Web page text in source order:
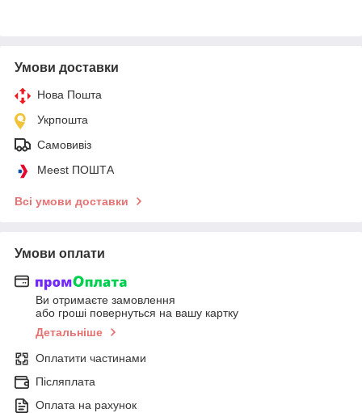
Умови доставки
Нова Пошта
Укрпошта
Самовивіз
Meest ПОШТА
Всі умови доставки
Умови оплати
Ви отримаєте замовлення
або гроші повернуться на вашу картку
Детальніше
Оплатити частинами
Післяплата
Оплата на рахунок